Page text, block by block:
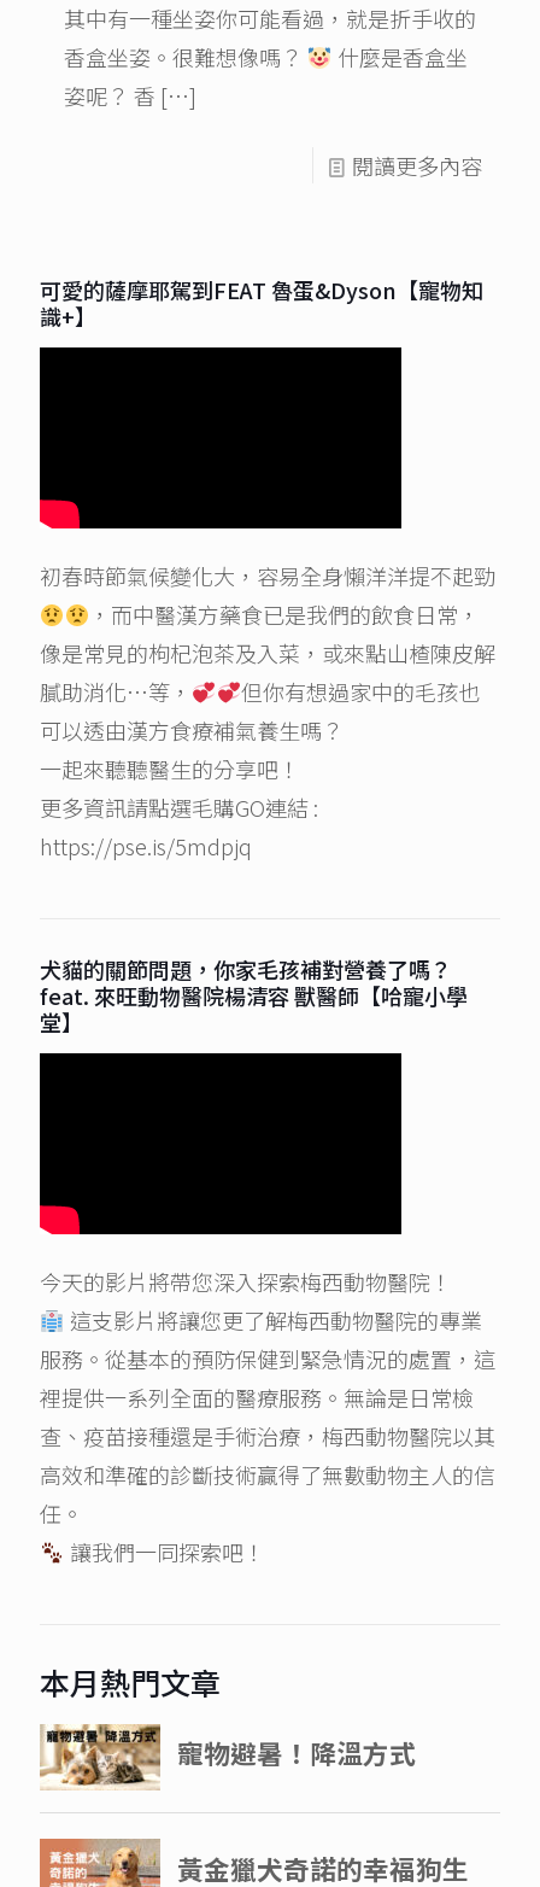
其中有一種坐姿你可能看過，就是折手收的
香盒坐姿。很難想像嗎？
什麼是香盒坐
姿呢？ 香 […]
閱讀更多內容
可愛的薩摩耶駕到FEAT 魯蛋&Dyson【寵物知
識+】
初春時節氣候變化大，容易全身懶洋洋提不起勁
，而中醫漢方藥食已是我們的飲食日常，
像是常見的枸杞泡茶及入菜，或來點山楂陳皮解
膩助消化…等，
但你有想過家中的毛孩也
可以透由漢方食療補氣養生嗎？
一起來聽聽醫生的分享吧！
更多資訊請點選毛購GO連結 :
https://pse.is/5mdpjq
犬貓的關節問題，你家毛孩補對營養了嗎？
feat. 來旺動物醫院楊清容 獸醫師【哈寵小學
堂】
今天的影片將帶您深入探索梅西動物醫院！
這支影片將讓您更了解梅西動物醫院的專業
服務。從基本的預防保健到緊急情況的處置，這
裡提供一系列全面的醫療服務。無論是日常檢
查、疫苗接種還是手術治療，梅西動物醫院以其
高效和準確的診斷技術贏得了無數動物主人的信
任。
讓我們一同探索吧！
本月熱門文章